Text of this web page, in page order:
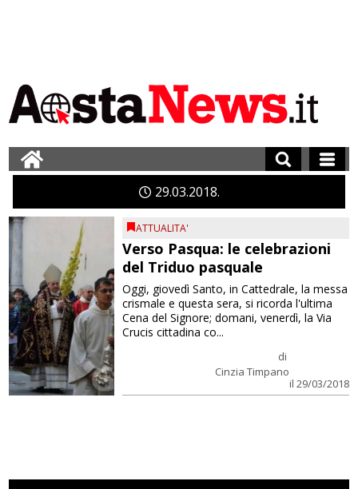
2903 2018
ATTUALITA'
Verso Pasqua: le celebrazioni
del Triduo pasquale
di
Cinzia Timpano
il 29/03/2018
Oggi, giovedì Santo, in Cattedrale, la messa
crismale e questa sera, si ricorda l'ultima
Cena del Signore; domani, venerdì, la Via
Crucis cittadina co...